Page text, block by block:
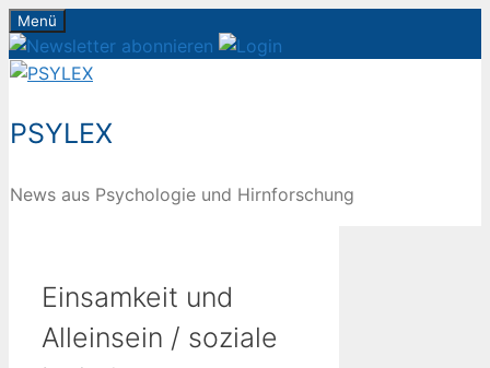
Zum
Inhalt
springen
Menü
PSYLEX
News aus Psychologie und Hirnforschung
Einsamkeit und
Alleinsein / soziale